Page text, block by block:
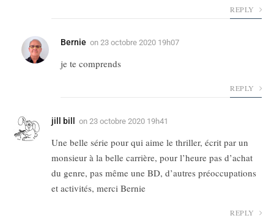
REPLY
Bernie on 23 octobre 2020 19h07
je te comprends
REPLY
jill bill on 23 octobre 2020 19h41
Une belle série pour qui aime le thriller, écrit par un
monsieur à la belle carrière, pour l’heure pas d’achat
du genre, pas même une BD, d’autres préoccupations
et activités, merci Bernie
REPLY